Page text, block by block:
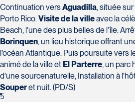
Continuation versAguadilla, située
Porto Rico.Visite de la villeavec la
Beach, l’une des plus belles de l’île.
Borinquen, un lieu historique offrant
l’océan Atlantique. Puis poursuite vers
animé de la ville et El Parterre, un parc
d’une sourcenaturelle, Installation à
Souperet nuit. (PD/S)
5
Voyages CAA Brossard
8940 Boulevard Leduc - Bureau 20
Brossard
J4Y 0G4
Tél :450-465-0620 / 1-844-869-
Voyages Émotions
2 rue Pleau
Pont-Rouge
G3H 2G2